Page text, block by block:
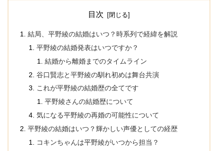
目次
結局、平野綾の結婚はいつ？時系列で経緯を解説
平野綾の結婚発表はいつですか？
結婚から離婚までのタイムライン
谷口賢志と平野綾の馴れ初めは舞台共演
これが平野綾の結婚歴の全てです
平野綾さんの結婚歴について
気になる平野綾の再婚の可能性について
平野綾の結婚はいつ？輝かしい声優としての経歴
コキンちゃんは平野綾がいつから担当？